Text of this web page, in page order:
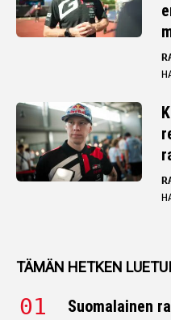
TÄMÄN HETKEN
Suomalainen